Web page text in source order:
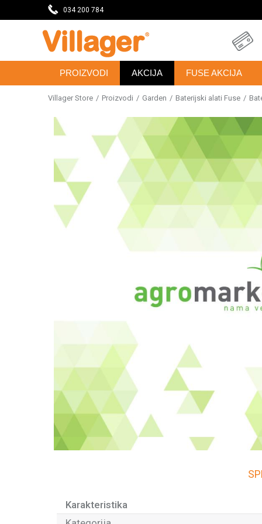
034 200 784DOBRODOŠLI NA VILLAGER ONLINE PRODAVNICU
PROIZVODI AKCIJA FUSE AKCIJA
Villager Store Proizvodi Garden Baterijski alati Fuse
Karakteristika